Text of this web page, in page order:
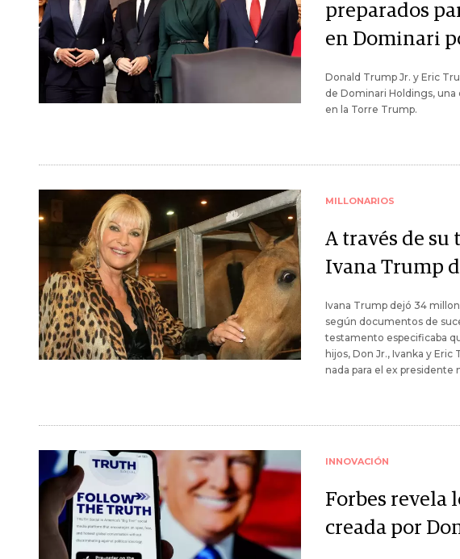
preparados
en Dominari
Donald Trump Jr. y Eric
de Dominari Holdings, una
en la Torre Trump.
MILLONARIOS
A través de su
Ivana Trump
Ivana Trump dejó 34
según documentos de
testamento especificaba
hijos, Don Jr., Ivanka y
nada para el ex presidente
INNOVACIÓN
Forbes revela
creada por